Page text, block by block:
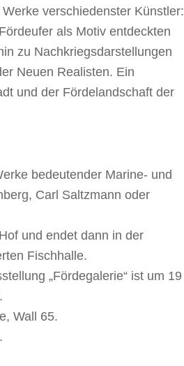
verschiedenster Künstler:
als Motiv entdeckten
zu Nachkriegsdarstellungen
Neuen Realisten. Ein
und der Fördelandschaft der
bedeutender Marine- und
Carl Saltzmann oder
und endet dann in der
Fischhalle.
„Fördegalerie“ ist um 19
Wall 65.